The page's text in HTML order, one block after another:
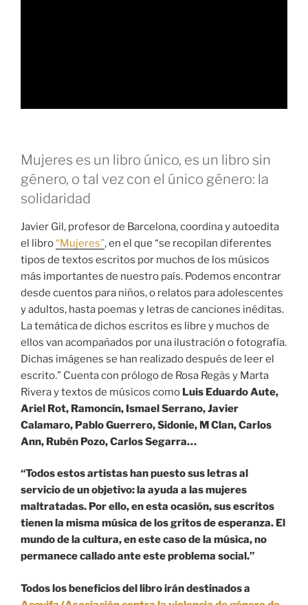
Mujeres es un libro único, es un libro sin
género, o tal vez con el único género: la
solidaridad
Javier Gil, profesor de Barcelona, coordina y autoedita
el libro“Mujeres”, en el que “se recopilan diferentes
tipos de textos escritos por muchos de los músicos
más importantes de nuestro país. Podemos encontrar
desde cuentos para niños, o relatos para adolescentes
y adultos, hasta poemas y letras de canciones inéditas.
La temática de dichos escritos es libre y muchos de
ellos van acompañados por una ilustración o fotografía.
Dichas imágenes se han realizado después de leer el
escrito.” Cuenta con prólogo de Rosa Regàs y Marta
Rivera y textos de músicos como Luis Eduardo Aute,
Ariel Rot, Ramoncín, Ismael Serrano, Javier
Calamaro, Pablo Guerrero, Sidonie, M Clan, Carlos
Ann, Rubén Pozo, Carlos Segarra…
“Todos estos artistas han puesto sus letras al
servicio de un objetivo: la ayuda a las mujeres
maltratadas. Por ello, en esta ocasión, sus escritos
tienen la misma música de los gritos de esperanza. El
mundo de la cultura, en este caso de la música, no
permanece callado ante este problema social.”
Todos los beneficios del libro irán destinados a